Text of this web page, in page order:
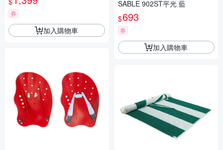
救生 救援
券
加入購物車
SABLE 902ST平光 藍
$693
券
加入購物車